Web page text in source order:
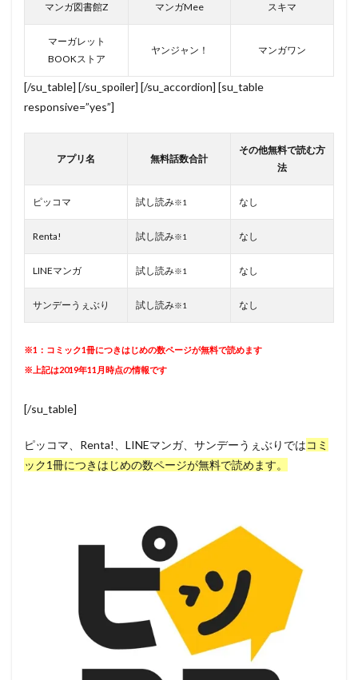
マンガ図書館Z マンガMee スキマ
マーガレット
BOOKストア
ヤンジャン！ マンガワン
[/su_table] [/su_spoiler] [/su_accordion] [su_table
responsive=”yes”]
アプリ名 無料話数合計
その他無料で読む方
法
ピッコマ 試し読み※1 なし
Renta! 試し読み※1 なし
LINEマンガ 試し読み※1 なし
サンデーうぇぶり 試し読み※1 なし
※1：コミック1冊につきはじめの数ページが無料で読めます
※上記は2019年11月時点の情報です
[/su_table]
ピッコマ、Renta!、LINEマンガ、サンデーうぇぶりではコミ
ック1冊につきはじめの数ページが無料で読めます。